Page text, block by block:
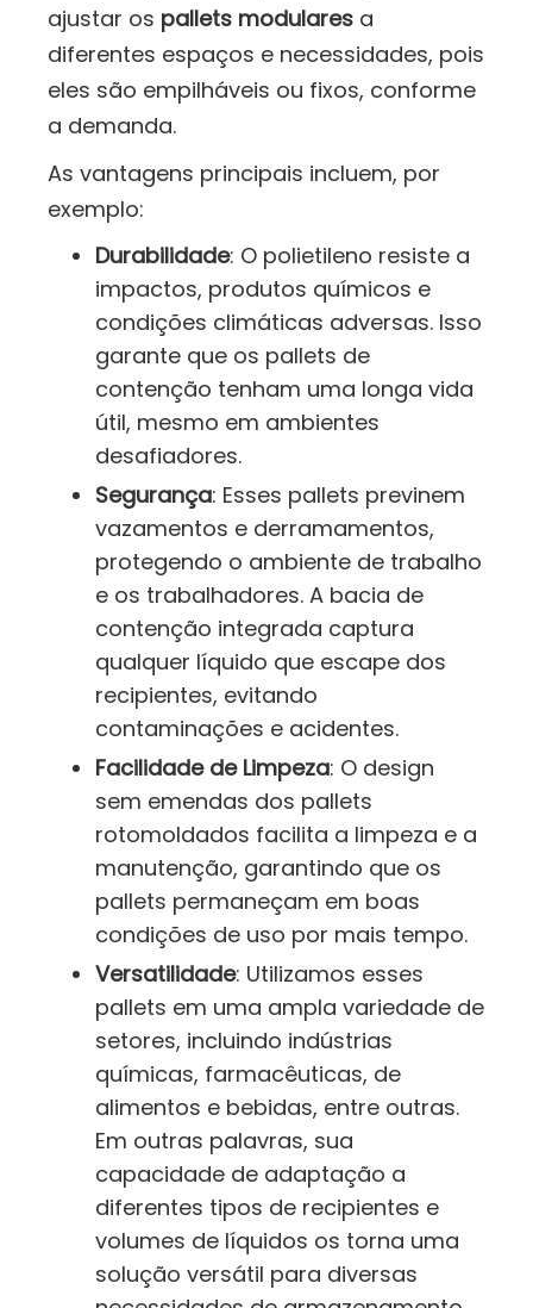
ajustar os pallets modulares a
diferentes espaços e necessidades, pois
eles são empilháveis ou fixos, conforme
a demanda.
As vantagens principais incluem, por
exemplo:
Durabilidade: O polietileno resiste a
impactos, produtos químicos e
condições climáticas adversas. Isso
garante que os pallets de
contenção tenham uma longa vida
útil, mesmo em ambientes
desafiadores.
Segurança: Esses pallets previnem
vazamentos e derramamentos,
protegendo o ambiente de trabalho
e os trabalhadores. A bacia de
contenção integrada captura
qualquer líquido que escape dos
recipientes, evitando
contaminações e acidentes.
Facilidade de Limpeza: O design
sem emendas dos pallets
rotomoldados facilita a limpeza e a
manutenção, garantindo que os
pallets permaneçam em boas
condições de uso por mais tempo.
Versatilidade: Utilizamos esses
pallets em uma ampla variedade de
setores, incluindo indústrias
químicas, farmacêuticas, de
alimentos e bebidas, entre outras.
Em outras palavras, sua
capacidade de adaptação a
diferentes tipos de recipientes e
volumes de líquidos os torna uma
solução versátil para diversas